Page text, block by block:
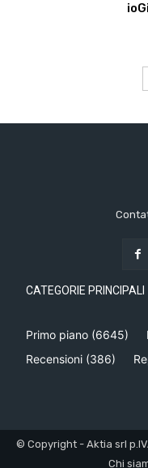
CATEGORIE PRINCIPALI
Primo piano (6645)
Recensioni (386)
© Copyright - Aktia srl
Chi